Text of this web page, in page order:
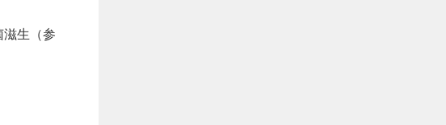
滋生（参